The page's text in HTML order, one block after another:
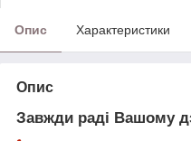
Опис Характеристики
Опис
Завжди раді Вашому